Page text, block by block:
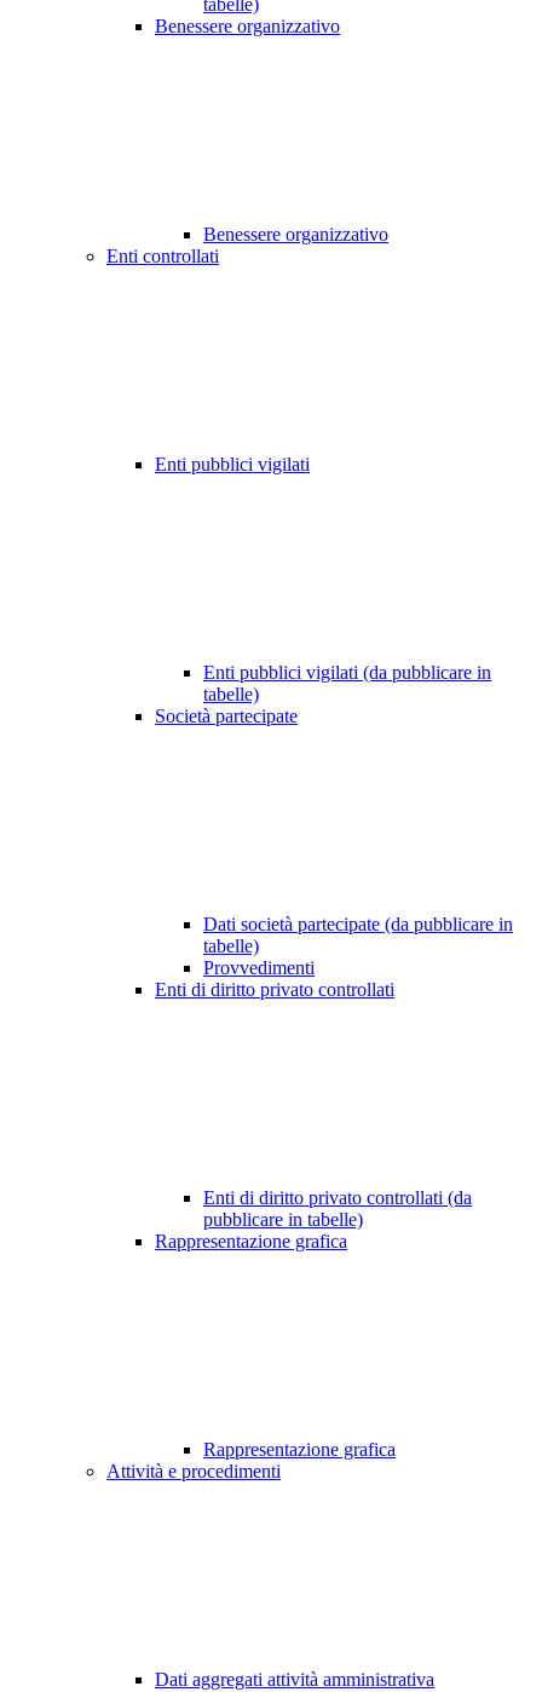
tabelle)
Benessere organizzativo
Benessere organizzativo
Enti controllati
Enti pubblici vigilati
Enti pubblici vigilati (da pubblicare in
tabelle)
Società partecipate
Dati società partecipate (da pubblicare in
tabelle)
Provvedimenti
Enti di diritto privato controllati
Enti di diritto privato controllati (da
pubblicare in tabelle)
Rappresentazione grafica
Rappresentazione grafica
Attività e procedimenti
Dati aggregati attività amministrativa